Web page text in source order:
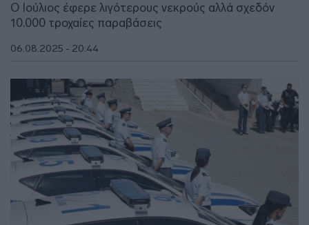
Ο Ιούλιος έφερε λιγότερους νεκρούς αλλά σχεδόν
10.000 τροχαίες παραβάσεις
06.08.2025 - 20:44